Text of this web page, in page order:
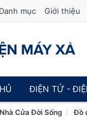
Danh mục Giới thiệu
ĐIỆN TỬ -
Nhà Cửa Đời Sống Đồ